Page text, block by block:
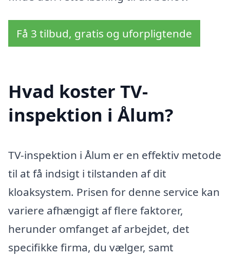
Få 3 tilbud, gratis og uforpligtende
Hvad koster TV-
inspektion i Ålum?
TV-inspektion i Ålum er en effektiv metode
til at få indsigt i tilstanden af dit
kloaksystem. Prisen for denne service kan
variere afhængigt af flere faktorer,
herunder omfanget af arbejdet, det
specifikke firma, du vælger, samt